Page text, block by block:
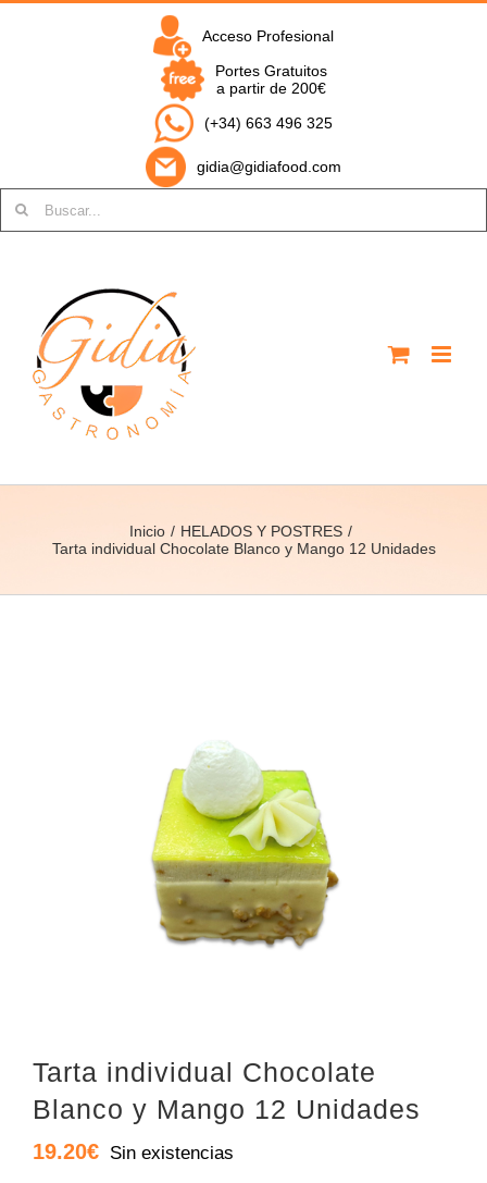
Saltar
Acceso Profesional
Portes Gratuitos
a partir de 200€
(+34) 663 496 325
gidia@gidiafood.com
Inicio
HELADOS Y POSTRES
Tarta individual Chocolate Blanco y Mango 12 Unidades
Tarta individual Chocolate
Blanco y Mango 12 Unidades
19.20€ Sin existencias